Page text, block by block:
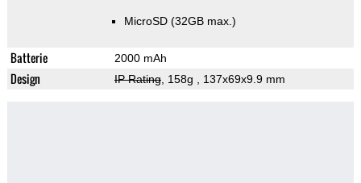
MicroSD (32GB max.)
Batterie 2000 mAh
Design IP Rating, 158g , 137x69x9.9 mm